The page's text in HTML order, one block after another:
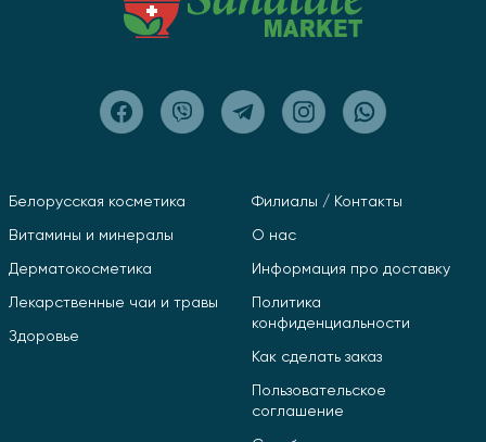
Белорусская косметика
Витамины и минералы
Дерматокосметика
Лекарственные чаи и травы
Здоровье
Филиалы / Контакты
О нас
Информация про доставку
Политика
конфиденциальности
Как сделать заказ
Пользовательское
соглашение